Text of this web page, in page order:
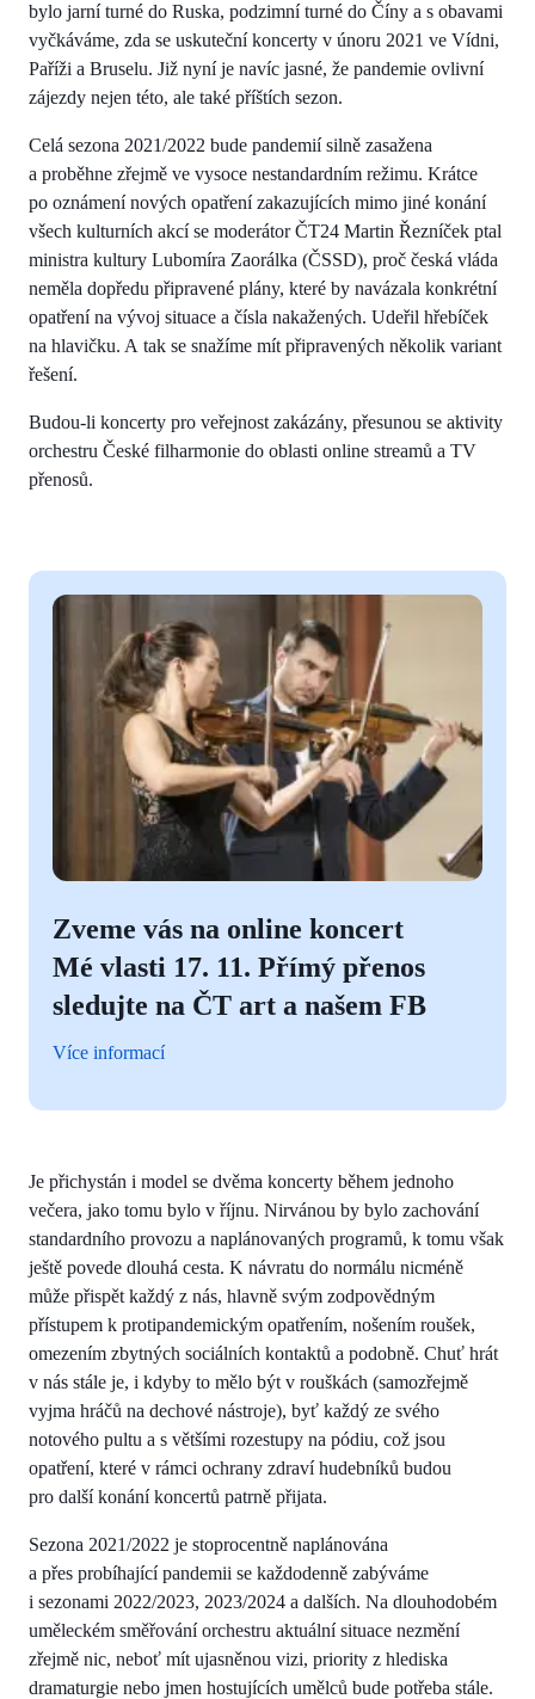
bylo jarní turné do Ruska, podzimní turné do Číny a s obavami
vyčkáváme, zda se uskuteční koncerty v únoru 2021 ve Vídni,
Paříži a Bruselu. Již nyní je navíc jasné, že pandemie ovlivní
zájezdy nejen této, ale také příštích sezon.
Celá sezona 2021/2022 bude pandemií silně zasažena
a proběhne zřejmě ve vysoce nestandardním režimu. Krátce
po oznámení nových opatření zakazujících mimo jiné konání
všech kulturních akcí se moderátor ČT24 Martin Řezníček ptal
ministra kultury Lubomíra Zaorálka (ČSSD), proč česká vláda
neměla dopředu připravené plány, které by navázala konkrétní
opatření na vývoj situace a čísla nakažených. Udeřil hřebíček
na hlavičku. A tak se snažíme mít připravených několik variant
řešení.
Budou-li koncerty pro veřejnost zakázány, přesunou se aktivity
orchestru České filharmonie do oblasti online streamů a TV
přenosů.
Zveme vás na online koncert
Mé vlasti 17. 11. Přímý přenos
sledujte na ČT art a našem FB
Více informací
Je přichystán i model se dvěma koncerty během jednoho
večera, jako tomu bylo v říjnu. Nirvánou by bylo zachování
standardního provozu a naplánovaných programů, k tomu však
ještě povede dlouhá cesta. K návratu do normálu nicméně
může přispět každý z nás, hlavně svým zodpovědným
přístupem k protipandemickým opatřením, nošením roušek,
omezením zbytných sociálních kontaktů a podobně. Chuť hrát
v nás stále je, i kdyby to mělo být v rouškách (samozřejmě
vyjma hráčů na dechové nástroje), byť každý ze svého
notového pultu a s většími rozestupy na pódiu, což jsou
opatření, které v rámci ochrany zdraví hudebníků budou
pro další konání koncertů patrně přijata.
Sezona 2021/2022 je stoprocentně naplánována
a přes probíhající pandemii se každodenně zabýváme
i sezonami 2022/2023, 2023/2024 a dalších. Na dlouhodobém
uměleckém směřování orchestru aktuální situace nezmění
zřejmě nic, neboť mít ujasněnou vizi, priority z hlediska
dramaturgie nebo jmen hostujících umělců bude potřeba stále.